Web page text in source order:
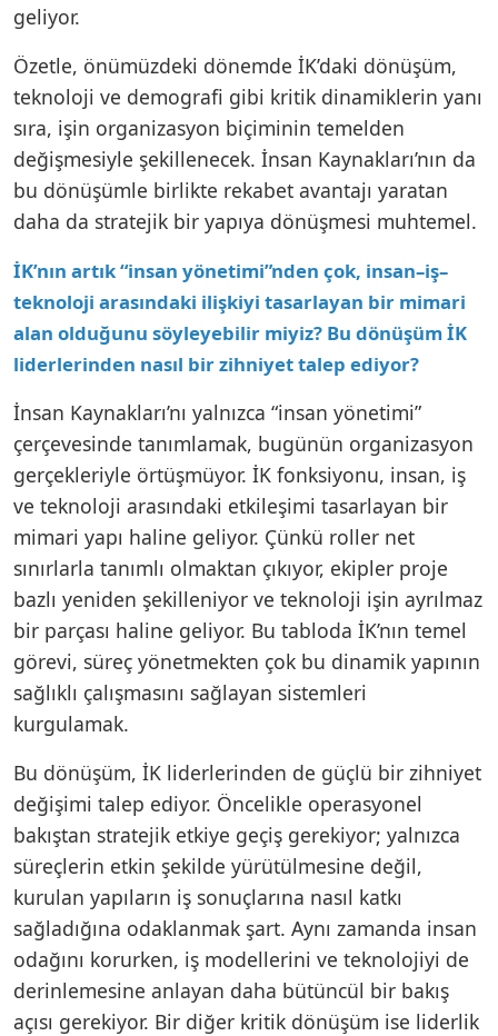
geliyor.
Özetle, önümüzdeki dönemde İK’daki dönüşüm,
teknoloji ve demografi gibi kritik dinamiklerin yanı
sıra, işin organizasyon biçiminin temelden
değişmesiyle şekillenecek. İnsan Kaynakları’nın da
bu dönüşümle birlikte rekabet avantajı yaratan
daha da stratejik bir yapıya dönüşmesi muhtemel.
İK’nın artık “insan yönetimi”nden çok, insan–iş–
teknoloji arasındaki ilişkiyi tasarlayan bir mimari
alan olduğunu söyleyebilir miyiz? Bu dönüşüm İK
liderlerinden nasıl bir zihniyet talep ediyor?
İnsan Kaynakları’nı yalnızca “insan yönetimi”
çerçevesinde tanımlamak, bugünün organizasyon
gerçekleriyle örtüşmüyor. İK fonksiyonu, insan, iş
ve teknoloji arasındaki etkileşimi tasarlayan bir
mimari yapı haline geliyor. Çünkü roller net
sınırlarla tanımlı olmaktan çıkıyor, ekipler proje
bazlı yeniden şekilleniyor ve teknoloji işin ayrılmaz
bir parçası haline geliyor. Bu tabloda İK’nın temel
görevi, süreç yönetmekten çok bu dinamik yapının
sağlıklı çalışmasını sağlayan sistemleri
kurgulamak.
Bu dönüşüm, İK liderlerinden de güçlü bir zihniyet
değişimi talep ediyor. Öncelikle operasyonel
bakıştan stratejik etkiye geçiş gerekiyor; yalnızca
süreçlerin etkin şekilde yürütülmesine değil,
kurulan yapıların iş sonuçlarına nasıl katkı
sağladığına odaklanmak şart. Aynı zamanda insan
odağını korurken, iş modellerini ve teknolojiyi de
derinlemesine anlayan daha bütüncül bir bakış
açısı gerekiyor. Bir diğer kritik dönüşüm ise liderlik